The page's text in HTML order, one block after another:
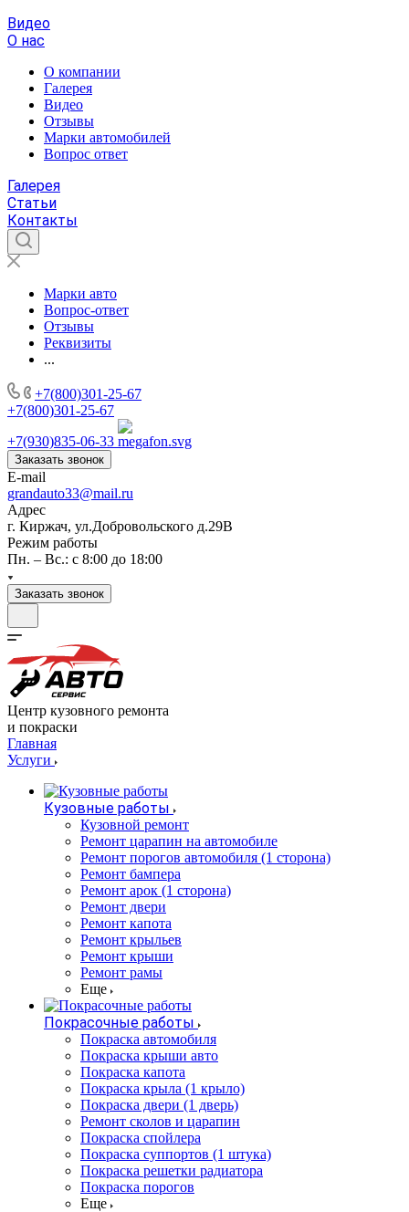
Видео
О нас
О компании
Галерея
Видео
Отзывы
Марки автомобилей
Вопрос ответ
Галерея
Статьи
Контакты
Марки авто
Вопрос-ответ
Отзывы
Реквизиты
...
+7(800)301-25-67
+7(800)301-25-67
+7(930)835-06-33
Заказать звонок
E-mail
grandauto33@mail.ru
Адрес
г. Киржач, ул.Добровольского д.29В
Режим работы
Пн. – Вс.: с 8:00 до 18:00
Заказать звонок
Центр кузовного ремонта
и покраски
Главная
Услуги
Кузовные работы
Кузовной ремонт
Ремонт царапин на автомобиле
Ремонт порогов автомобиля (1 сторона)
Ремонт бампера
Ремонт арок (1 сторона)
Ремонт двери
Ремонт капота
Ремонт крыльев
Ремонт крыши
Ремонт рамы
Еще
Покрасочные работы
Покраска автомобиля
Покраска крыши авто
Покраска капота
Покраска крыла (1 крыло)
Покраска двери (1 дверь)
Ремонт сколов и царапин
Покраска спойлера
Покраска суппортов (1 штука)
Покраска решетки радиатора
Покраска порогов
Еще